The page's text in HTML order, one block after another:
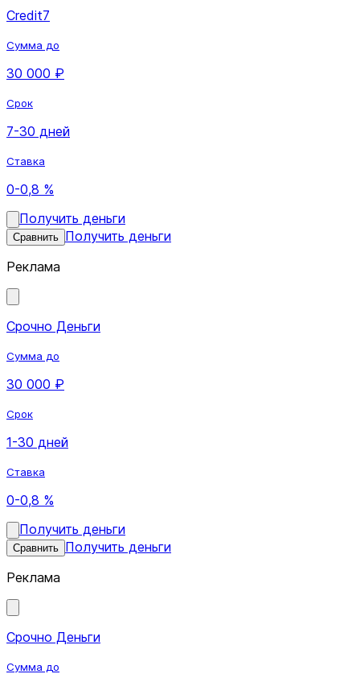
Credit7
Сумма до
30 000 ₽
Срок
7-30 дней
Ставка
0-0,8 %
Получить деньги
Сравнить Получить деньги
Реклама
Срочно Деньги
Сумма до
30 000 ₽
Срок
1-30 дней
Ставка
0-0,8 %
Получить деньги
Сравнить Получить деньги
Реклама
Срочно Деньги
Сумма до